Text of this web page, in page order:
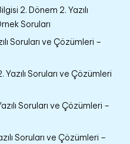
2. Dönem 2. Yazılı
Soruları
Soruları ve Çözümleri –
Yazılı Soruları ve Çözümleri
Soruları ve Çözümleri –
Soruları ve Çözümleri –